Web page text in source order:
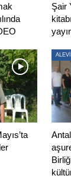
DE
bu cinayetten
bu ülkede,
oluyor.
Şair